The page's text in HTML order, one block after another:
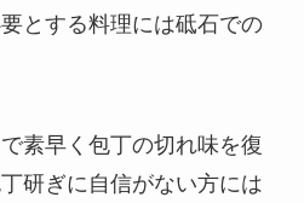
とする料理には砥石での
素早く包丁の切れ味を復
研ぎに自信がない方には